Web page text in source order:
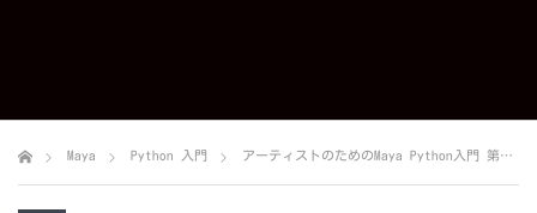
Maya Python 入門 アーティストのためのMaya Python入門 第１４回「ボタン付きGUIを作り、自作コマンドを登録してみよう！」